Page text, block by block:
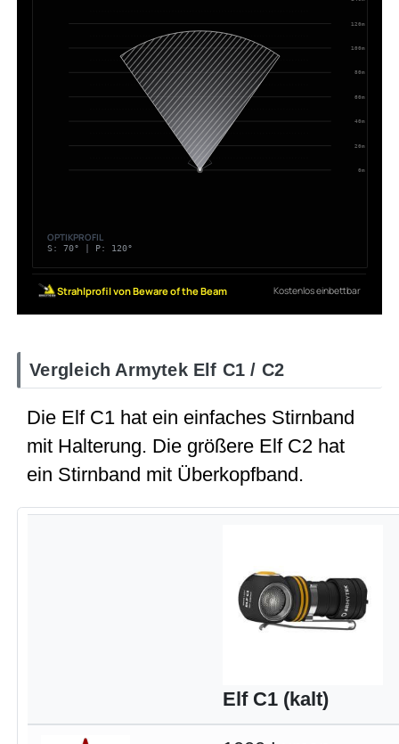
Vergleich Armytek Elf C1 / C2
Die Elf C1 hat ein einfaches Stirnband
mit Halterung. Die größere Elf C2 hat
ein Stirnband mit Überkopfband.
Elf C1 (kalt)